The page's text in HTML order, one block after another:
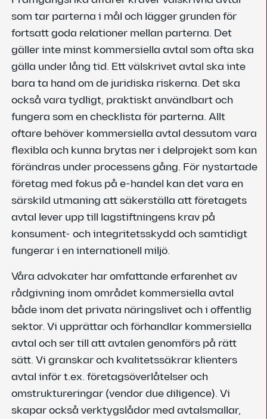
som tar parterna i mål och lägger grunden för
fortsatt goda relationer mellan parterna. Det
gäller inte minst kommersiella avtal som ofta ska
gälla under lång tid. Ett välskrivet avtal ska inte
bara ta hand om de juridiska riskerna. Det ska
också vara tydligt, praktiskt användbart och
fungera som en checklista för parterna. Allt
oftare behöver kommersiella avtal dessutom vara
flexibla och kunna brytas ner i delprojekt som kan
förändras under processens gång. För nystartade
företag med fokus på e-handel kan det vara en
särskild utmaning att säkerställa att företagets
avtal lever upp till lagstiftningens krav på
konsument- och integritetsskydd och samtidigt
fungerar i en internationell miljö.
Våra advokater har omfattande erfarenhet av
rådgivning inom området kommersiella avtal
både inom det privata näringslivet och i offentlig
sektor. Vi upprättar och förhandlar kommersiella
avtal och ser till att avtalen genomförs på rätt
sätt. Vi granskar och kvalitetssäkrar klienters
avtal inför t.ex. företagsöverlåtelser och
omstruktureringar (vendor due diligence). Vi
skapar också verktygslådor med avtalsmallar,